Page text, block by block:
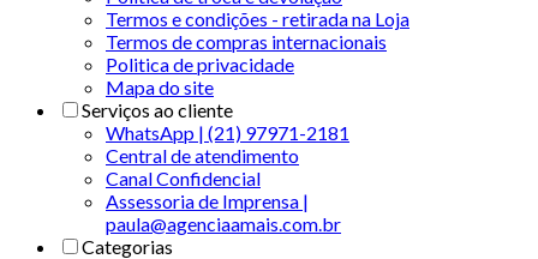
Termos e condições - retirada na Loja
Termos de compras internacionais
Politica de privacidade
Mapa do site
Serviços ao cliente
WhatsApp | (21) 97971-2181
Central de atendimento
Canal Confidencial
Assessoria de Imprensa |
paula@agenciaamais.com.br
Categorias